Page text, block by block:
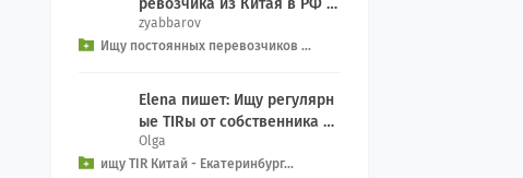
ля еженедельного Добрый
день, как связ...
zyabbarov
Ищу постоянных перевозчиков ...
Elena пишет: Ищу регулярн
ые TIRы от собственника се
рвиса на Екатеринбург из к
итая, EXW We...
Olga
ищу TIR Китай - Екатеринбург...